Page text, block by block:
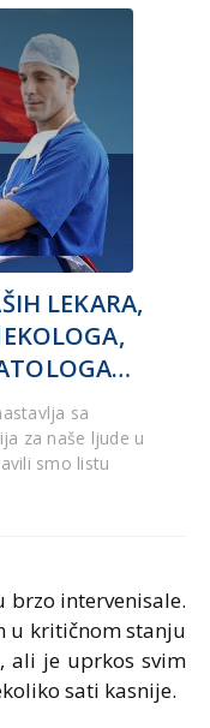
LEKARA,
sa
za naše ljude u
smo listu
brzo intervenisale.
u kritičnom stanju
ali je uprkos svim
sati kasnije.